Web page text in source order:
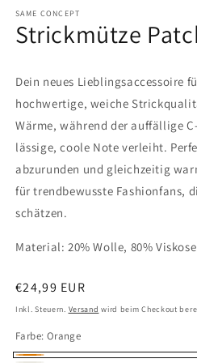
SAME CONCEPT
Strickmütze
Dein neues Lieblingsaccessoire
hochwertige, weiche
Wärme, während der auffällige
lässige, coole Note verleiht.
abzurunden und gleichzeitig
für trendbewusste Fashionfans,
schätzen.
Material: 20% Wolle, 80% Viskose
Normaler
Preis
€24,99 EUR
Inkl. Steuern. Versand wird beim Checkout
Farbe: Orange